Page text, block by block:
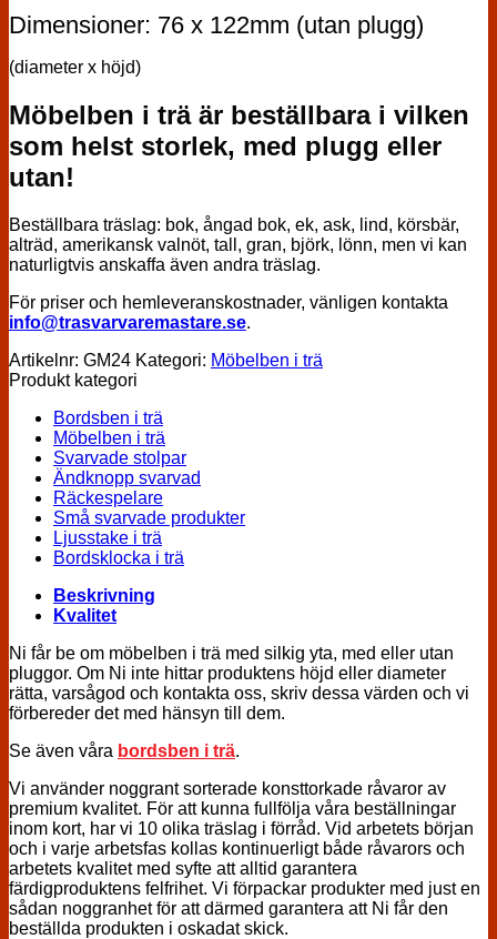
Dimensioner: 76 x 122mm (utan plugg)
(diameter x höjd)
Möbelben i trä är beställbara i vilken
som helst storlek, med plugg eller
utan!
Beställbara träslag: bok, ångad bok, ek, ask, lind, körsbär,
alträd, amerikansk valnöt, tall, gran, björk, lönn, men vi kan
naturligtvis anskaffa även andra träslag.
För priser och hemleveranskostnader, vänligen kontakta
info@trasvarvaremastare.se.
Artikelnr: GM24 Kategori: Möbelben i trä
Produkt kategori
Bordsben i trä
Möbelben i trä
Svarvade stolpar
Ändknopp svarvad
Räckespelare
Små svarvade produkter
Ljusstake i trä
Bordsklocka i trä
Beskrivning
Kvalitet
Ni får be om möbelben i trä med silkig yta, med eller utan
pluggor. Om Ni inte hittar produktens höjd eller diameter
rätta, varsågod och kontakta oss, skriv dessa värden och vi
förbereder det med hänsyn till dem.
Se även våra bordsben i trä.
Vi använder noggrant sorterade konsttorkade råvaror av
premium kvalitet. För att kunna fullfölja våra beställningar
inom kort, har vi 10 olika träslag i förråd. Vid arbetets början
och i varje arbetsfas kollas kontinuerligt både råvarors och
arbetets kvalitet med syfte att alltid garantera
färdigproduktens felfrihet. Vi förpackar produkter med just en
sådan noggranhet för att därmed garantera att Ni får den
beställda produkten i oskadat skick.